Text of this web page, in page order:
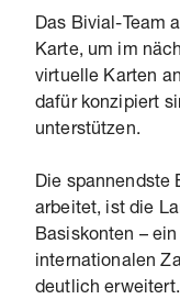
Das Bivial-Team
Karte, um im
virtuelle Karten
dafür konzipiert
unterstützen.
Die spannendste
arbeitet, ist die
Basiskonten –
internationalen
deutlich